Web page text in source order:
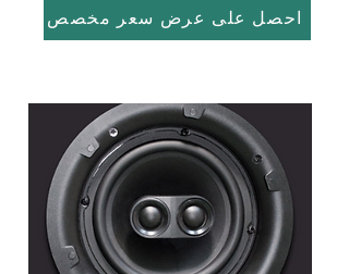
احصل على عرض سعر مخصص